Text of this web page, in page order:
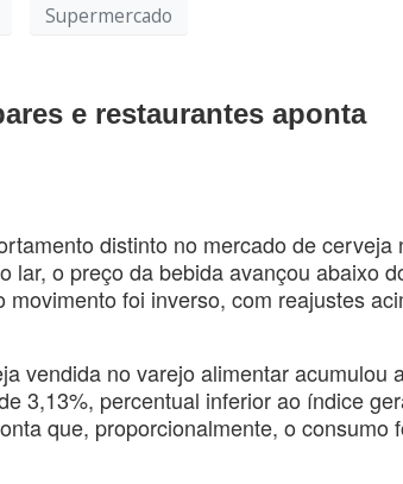
Supermercado
e restaurantes aponta
distinto no mercado de cerveja
lar, o preço da bebida avançou abaixo
foi inverso, com reajustes
vendida no varejo alimentar acumulou
3,13%, percentual inferior ao índice
que, proporcionalmente, o consumo